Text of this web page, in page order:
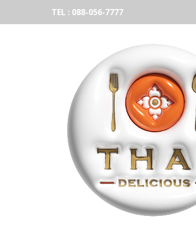
TEL : 088-056-7777